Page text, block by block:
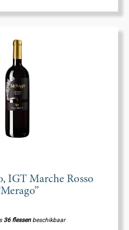
IGT Marche Rosso
36 flessenbeschikbaar